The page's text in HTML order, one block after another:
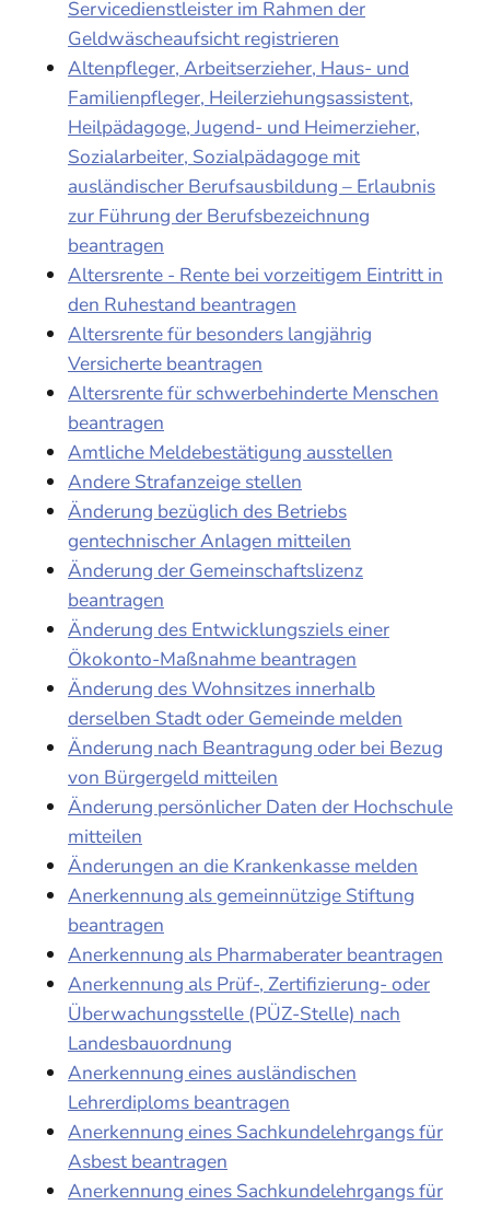
Servicedienstleister im Rahmen der
Geldwäscheaufsicht registrieren
Altenpfleger, Arbeitserzieher, Haus- und
Familienpfleger, Heilerziehungsassistent,
Heilpädagoge, Jugend- und Heimerzieher,
Sozialarbeiter, Sozialpädagoge mit
ausländischer Berufsausbildung – Erlaubnis
zur Führung der Berufsbezeichnung
beantragen
Altersrente - Rente bei vorzeitigem Eintritt in
den Ruhestand beantragen
Altersrente für besonders langjährig
Versicherte beantragen
Altersrente für schwerbehinderte Menschen
beantragen
Amtliche Meldebestätigung ausstellen
Andere Strafanzeige stellen
Änderung bezüglich des Betriebs
gentechnischer Anlagen mitteilen
Änderung der Gemeinschaftslizenz
beantragen
Änderung des Entwicklungsziels einer
Ökokonto-Maßnahme beantragen
Änderung des Wohnsitzes innerhalb
derselben Stadt oder Gemeinde melden
Änderung nach Beantragung oder bei Bezug
von Bürgergeld mitteilen
Änderung persönlicher Daten der Hochschule
mitteilen
Änderungen an die Krankenkasse melden
Anerkennung als gemeinnützige Stiftung
beantragen
Anerkennung als Pharmaberater beantragen
Anerkennung als Prüf-, Zertifizierung- oder
Überwachungsstelle (PÜZ-Stelle) nach
Landesbauordnung
Anerkennung eines ausländischen
Lehrerdiploms beantragen
Anerkennung eines Sachkundelehrgangs für
Asbest beantragen
Anerkennung eines Sachkundelehrgangs für